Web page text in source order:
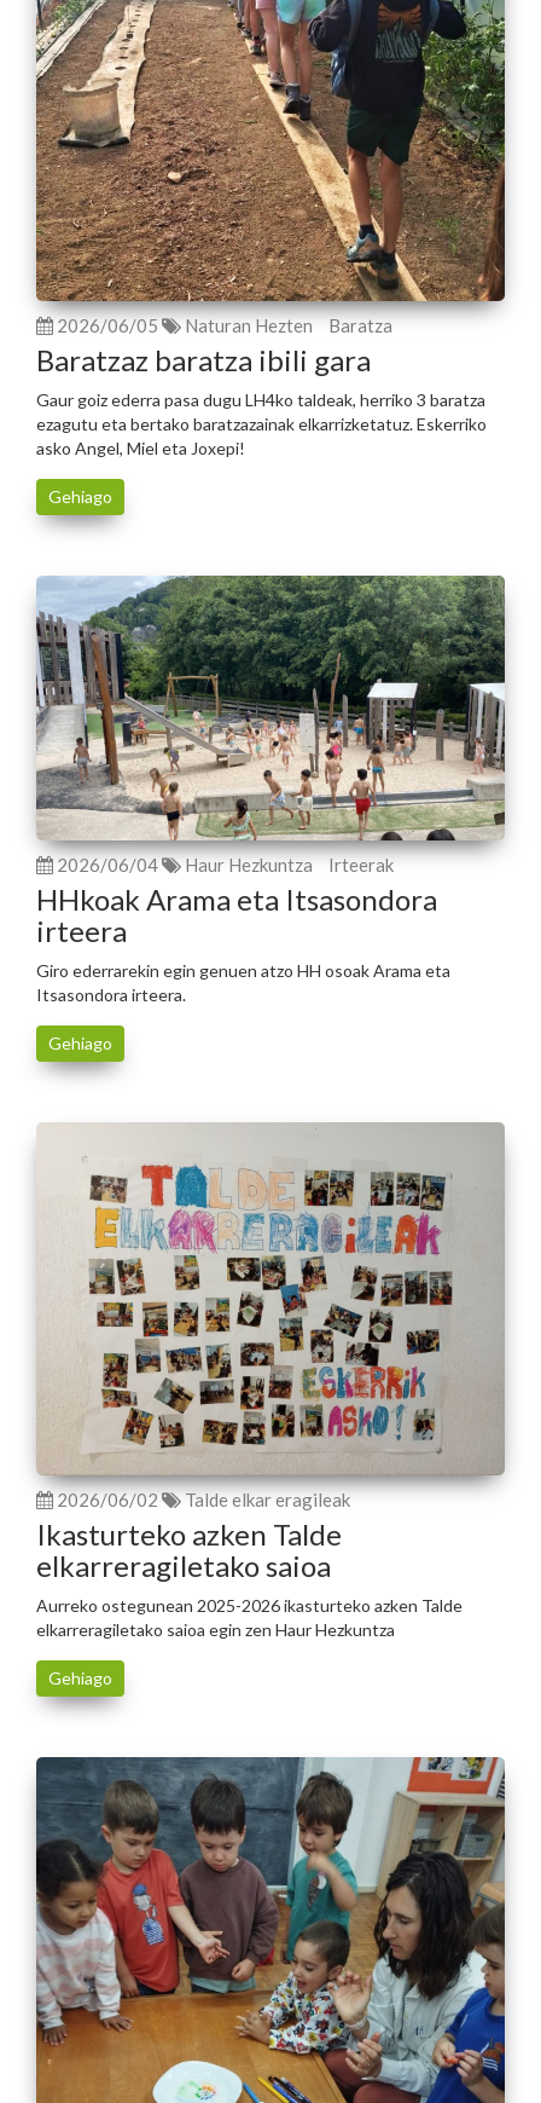
2026/06/05 Naturan Hezten Baratza
Baratzaz baratza ibili gara
Gaur goiz ederra pasa dugu LH4ko taldeak, herriko 3 baratza
ezagutu eta bertako baratzazainak elkarrizketatuz. Eskerriko
asko Angel, Miel eta Joxepi!
Gehiago
2026/06/04 Haur Hezkuntza Irteerak
HHkoak Arama eta Itsasondora
irteera
Giro ederrarekin egin genuen atzo HH osoak Arama eta
Itsasondora irteera.
Gehiago
2026/06/02 Talde elkar eragileak
Ikasturteko azken Talde
elkarreragiletako saioa
Aurreko ostegunean 2025-2026 ikasturteko azken Talde
elkarreragiletako saioa egin zen Haur Hezkuntza
Gehiago